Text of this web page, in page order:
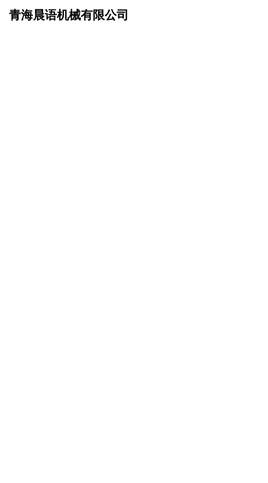
青海晨语机械有限公司